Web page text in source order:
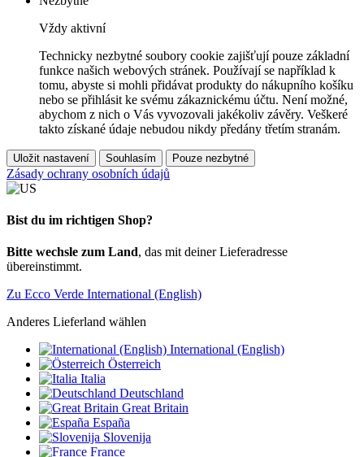
Vždy aktivní
Technicky nezbytné soubory cookie zajišťují pouze základní
funkce našich webových stránek. Používají se například k
tomu, abyste si mohli přidávat produkty do nákupního košíku
nebo se přihlásit ke svému zákaznickému účtu. Není možné,
abychom z nich o Vás vyvozovali jakékoliv závěry. Veškeré
takto získané údaje nebudou nikdy předány třetím stranám.
Uložit nastavení Souhlasím Pouze nezbytné
Zásady ochrany osobních údajů
Bist du im richtigen Shop?
Bitte wechsle zum Land, das mit deiner Lieferadresse
übereinstimmt.
Zu Ecco Verde International (English)
Anderes Lieferland wählen
International (English)
Österreich
Italia
Deutschland
Great Britain
España
Slovenija
France